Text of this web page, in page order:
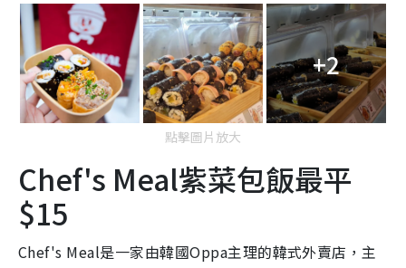
+2
點擊圖片放大
Chef's Meal紫菜包飯最平
$15
Chef's Meal是一家由韓國Oppa主理的韓式外賣店，主